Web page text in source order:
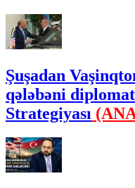
Şuşadan
qələbəni
Strategiyası